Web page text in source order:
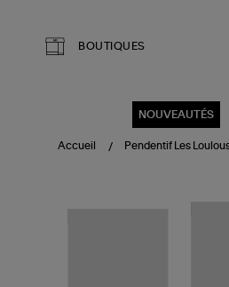
BOUTIQUES
NOUVEAUTÉS
Accueil Pendentif Les